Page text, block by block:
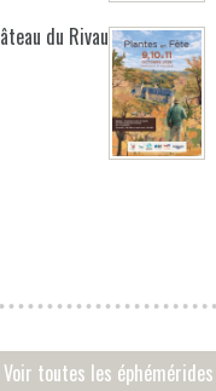
du Rivau
Voir toutes les éphémérides